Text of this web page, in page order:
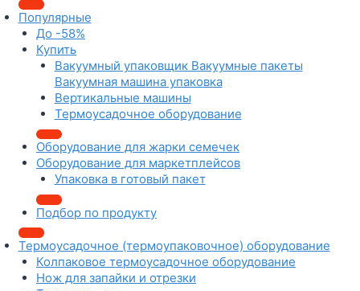
Популярные
До -58%
Купить
Вакуумный упаковщик Вакуумные пакеты
Вакуумная машина упаковка
Вертикальные машины
Термоусадочное оборудование
Оборудование для жарки семечек
Оборудование для маркетплейсов
Упаковка в готовый пакет
Подбор по продукту
Термоусадочное (термоупаковочное) оборудование
Колпаковое термоусадочное оборудование
Нож для запайки и отрезки